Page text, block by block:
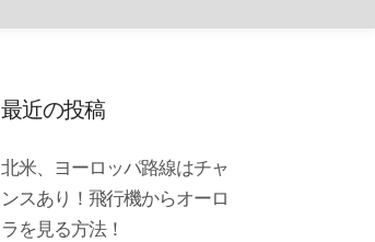
最近の投稿
北米、ヨーロッパ路線はチャ
ンスあり！飛行機からオーロ
ラを見る方法！